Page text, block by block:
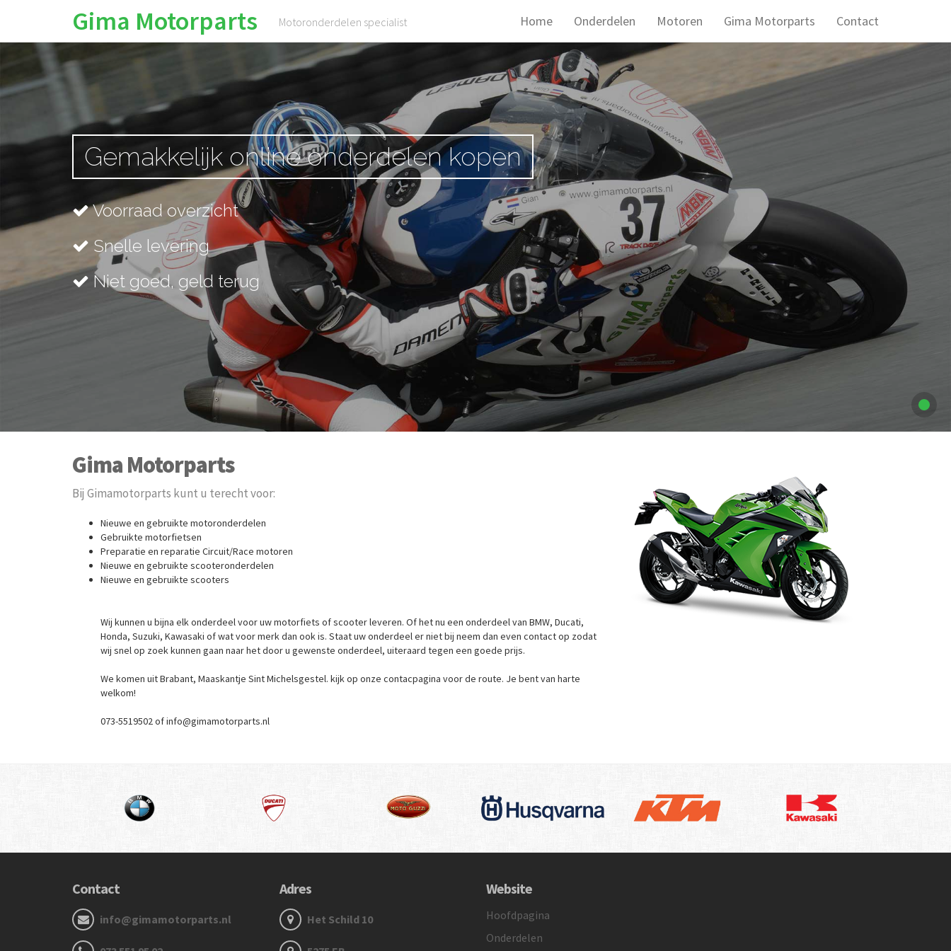
Gima Motorparts Motoronderdelen specialist Home Onderdelen Motoren Gima Motorparts Contact
Gemakkelijk online onderdelen kopen
Voorraad overzicht
Snelle levering
Niet goed, geld terug
Gima Motorparts
Bij Gimamotorparts kunt u terecht voor:
Nieuwe en gebruikte motoronderdelen
Gebruikte motorfietsen
Preparatie en reparatie Circuit/Race motoren
Nieuwe en gebruikte scooteronderdelen
Nieuwe en gebruikte scooters
Wij kunnen u bijna elk onderdeel voor uw motorfiets of scooter leveren. Of het nu een onderdeel van BMW, Ducati,
Honda, Suzuki, Kawasaki of wat voor merk dan ook is. Staat uw onderdeel er niet bij neem dan even contact op zodat
wij snel op zoek kunnen gaan naar het door u gewenste onderdeel, uiteraard tegen een goede prijs.
We komen uit Brabant, Maaskantje Sint Michelsgestel. kijk op onze contacpagina voor de route. Je bent van harte
welkom!
073-5519502 of info@gimamotorparts.nl
Contact
info@gimamotorparts.nl
Adres
Het Schild 10
Website
Hoofdpagina
Onderdelen